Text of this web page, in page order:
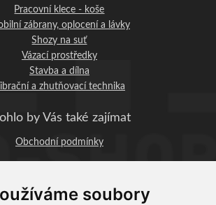
soubory
Pracovní klece - koše
zábrany, oplocení a lávky
Shozy na suť
Vázací prostředky
Stavba a dílna
a zhutňovací technika
by Vás také zajímat
Obchodní podmínky
Profi-BAU Chrudim, s.r.o.